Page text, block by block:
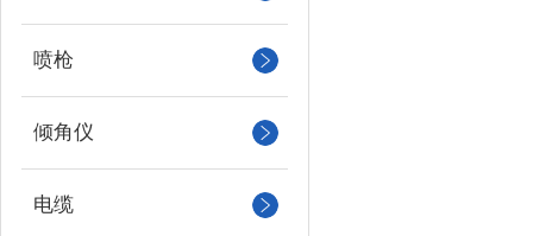
喷枪
倾角仪
电缆